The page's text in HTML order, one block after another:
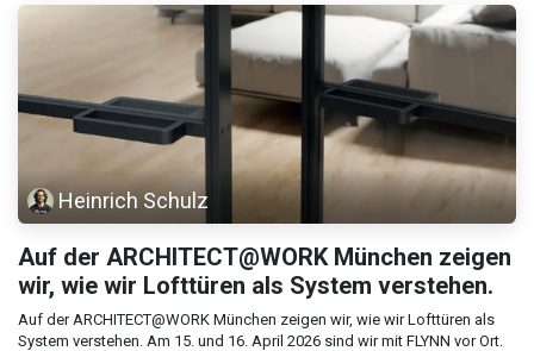
Heinrich Schulz
Auf der ARCHITECT@WORK München zeigen
wir, wie wir Lofttüren als System verstehen.
Auf der ARCHITECT@WORK München zeigen wir, wie wir Lofttüren als
System verstehen. Am 15. und 16. April 2026 sind wir mit FLYNN vor Ort.